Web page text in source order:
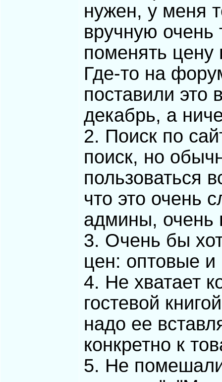
нужен, у меня
вручную очень
поменять
Где-то на
поставили это
декабрь, а
2. Поиск по
поиск, но
пользоваться
что это очень
админы,
3. Очень бы
цен: оптовые
4. Не хватает
гостевой
надо ее
конкретно к
5. Не